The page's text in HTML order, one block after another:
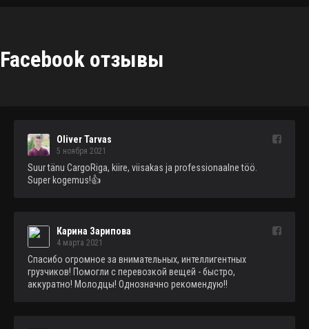
Facebook отзывы
Oliver Tarvas
5 ноября 2021
Suur tänu CargoRiga, kiire, viisakas ja professionaalne töö.
Super kogemus!👍
Карина Зарипова
4 марта 2021
Спасибо огромное за внимательных, интеллигентных
грузчиков! Помогли с перевозкой вещей - быстро,
аккуратно! Молодцы! Однозначно рекомендую!!